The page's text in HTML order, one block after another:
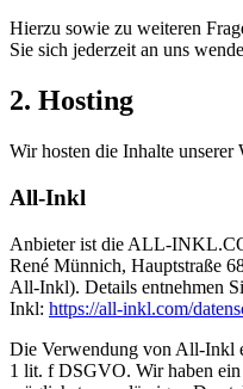
Hierzu sowie zu weiteren
Sie sich jederzeit an uns
2. Hosting
Wir hosten die Inhalte unserer
All-Inkl
Anbieter ist die ALL-
René Münnich, Hauptstraße
All-Inkl). Details entnehmen
Inkl: https://all-inkl.com/
Die Verwendung von All-Inkl
1 lit. f DSGVO. Wir haben ein